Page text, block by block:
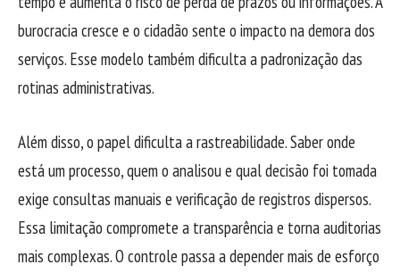
burocracia cresce e o cidadão sente o impacto na demora dos
serviços. Esse modelo também dificulta a padronização das
rotinas administrativas.
Além disso, o papel dificulta a rastreabilidade. Saber onde
está um processo, quem o analisou e qual decisão foi tomada
exige consultas manuais e verificação de registros dispersos.
Essa limitação compromete a transparência e torna auditorias
mais complexas. O controle passa a depender mais de esforço